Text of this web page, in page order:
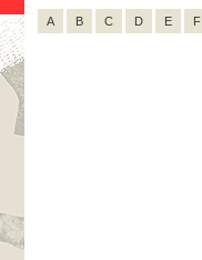
A B C D E F